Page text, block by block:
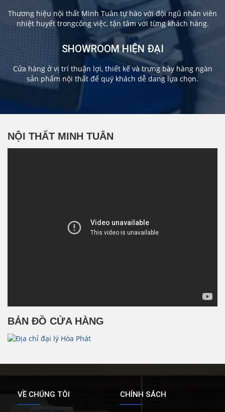
Thương hiệu nội thất Minh Tuân tự hào với đội ngũ nhân viên
nhiệt huyết trongcông việc, tận tâm với từng khách hàng.
SHOWROOM HIỆN ĐẠI
Cửa hàng ở vị trí thuận lợi, thiết kế và trưng bày hàng ngàn
sản phẩm nội thất để quý khách dễ dang lựa chọn.
NỘI THẤT MINH TUÂN
BẢN ĐỒ CỬA HÀNG
VỀ CHÚNG TÔI CHÍNH SÁCH